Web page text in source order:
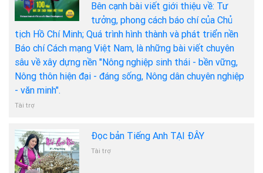
Bên cạnh bài viết giới thiệu về: Tư
tưởng, phong cách báo chí của Chủ
tịch Hồ Chí Minh; Quá trình hình thành và phát triển nền
Báo chí Cách mạng Việt Nam, là những bài viết chuyên
sâu về xây dựng nền "Nông nghiệp sinh thái - bền vững,
Nông thôn hiện đại - đáng sống, Nông dân chuyên nghiệp
- văn minh".
Tài trợ
Đọc bản Tiếng Anh TẠI ĐÂY
Tài trợ